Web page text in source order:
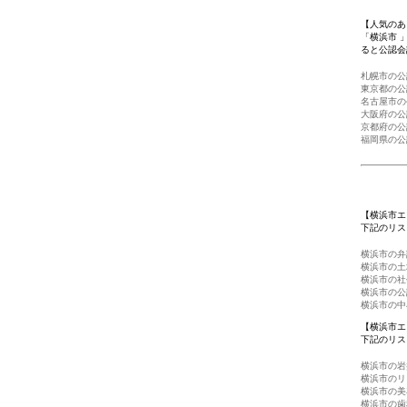
【人気の
「横浜市
ると公認
札幌市の
東京都の
名古屋市
大阪府の
京都府の
福岡県の
【横浜市
下記のリ
横浜市の
横浜市の
横浜市の
横浜市の
横浜市の
【横浜市
下記のリ
横浜市の
横浜市の
横浜市の
横浜市の